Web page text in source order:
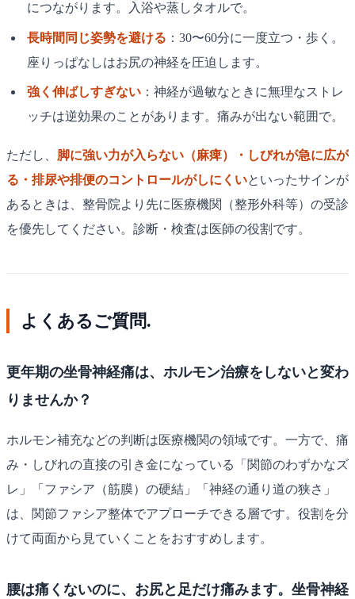
につながります。入浴や蒸しタオルで。
長時間同じ姿勢を避ける ：30〜60分に一度立つ・歩く。
座りっぱなしはお尻の神経を圧迫します。
強く伸ばしすぎない：神経が過敏なときに無理なストレ
ッチは逆効果のことがあります。痛みが出ない範囲で。
ただし、 脚に強い力が入らない（麻痺）・しびれが急に広が
る・排尿や排便のコントロールがしにくいといったサインが
あるときは、整骨院より先に医療機関（整形外科等）の受診
を優先してください。診断・検査は医師の役割です。
よくあるご質問.
更年期の坐骨神経痛は、ホルモン治療をしないと変わ
りませんか？
ホルモン補充などの判断は医療機関の領域です。一方で、痛
み・しびれの直接の引き金になっている「関節のわずかなズ
レ」「ファシア（筋膜）の硬結」「神経の通り道の狭さ」
は、関節ファシア整体でアプローチできる層です。役割を分
けて両面から見ていくことをおすすめします。
腰は痛くないのに、お尻と足だけ痛みます。坐骨神経